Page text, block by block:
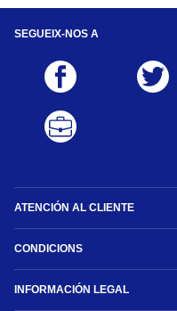
SEGUEIX-NOS A
ATENCIÓN AL CLIENTE
CONDICIONS
INFORMACIÓN LEGAL